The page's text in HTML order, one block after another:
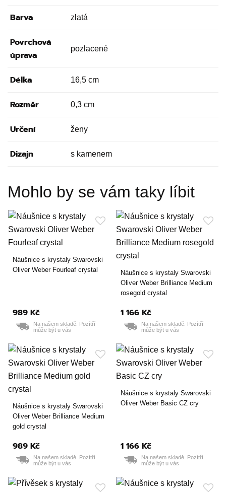
Barva zlatá
Povrchová
úprava
pozlacené
Délka 16,5 cm
Rozměr 0,3 cm
Určení ženy
Dizajn s kamenem
Mohlo by se vám taky líbit
Náušnice s krystaly Swarovski
Oliver Weber Fourleaf crystal
989 Kč
Na našem skladě. Pozítří
může být u vás
Náušnice s krystaly Swarovski
Oliver Weber Brilliance Medium
rosegold crystal
1 166 Kč
Na našem skladě. Pozítří
může být u vás
Náušnice s krystaly Swarovski
Oliver Weber Brilliance Medium
gold crystal
989 Kč
Na našem skladě. Pozítří
může být u vás
Náušnice s krystaly Swarovski
Oliver Weber Basic CZ cry
1 166 Kč
Na našem skladě. Pozítří
může být u vás